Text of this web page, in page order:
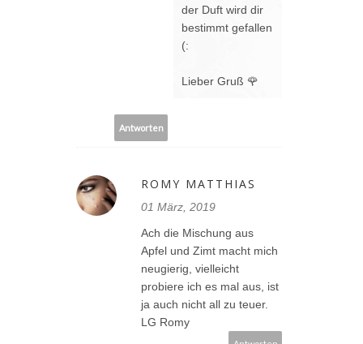
der Duft wird dir
bestimmt gefallen
(:
Lieber Gruß 🌹
Antworten
ROMY MATTHIAS
01 März, 2019
Ach die Mischung aus
Apfel und Zimt macht mich
neugierig, vielleicht
probiere ich es mal aus, ist
ja auch nicht all zu teuer.
LG Romy